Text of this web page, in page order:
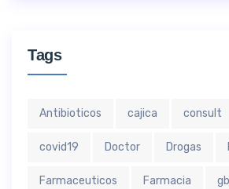
Tags
Antibioticos cajica consult
covid19 Doctor Drogas
Farmaceuticos Farmacia gb